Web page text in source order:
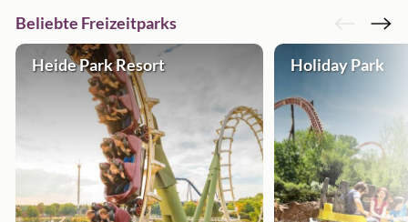
Beliebte Freizeitparks
Heide Park Resort Holiday Park